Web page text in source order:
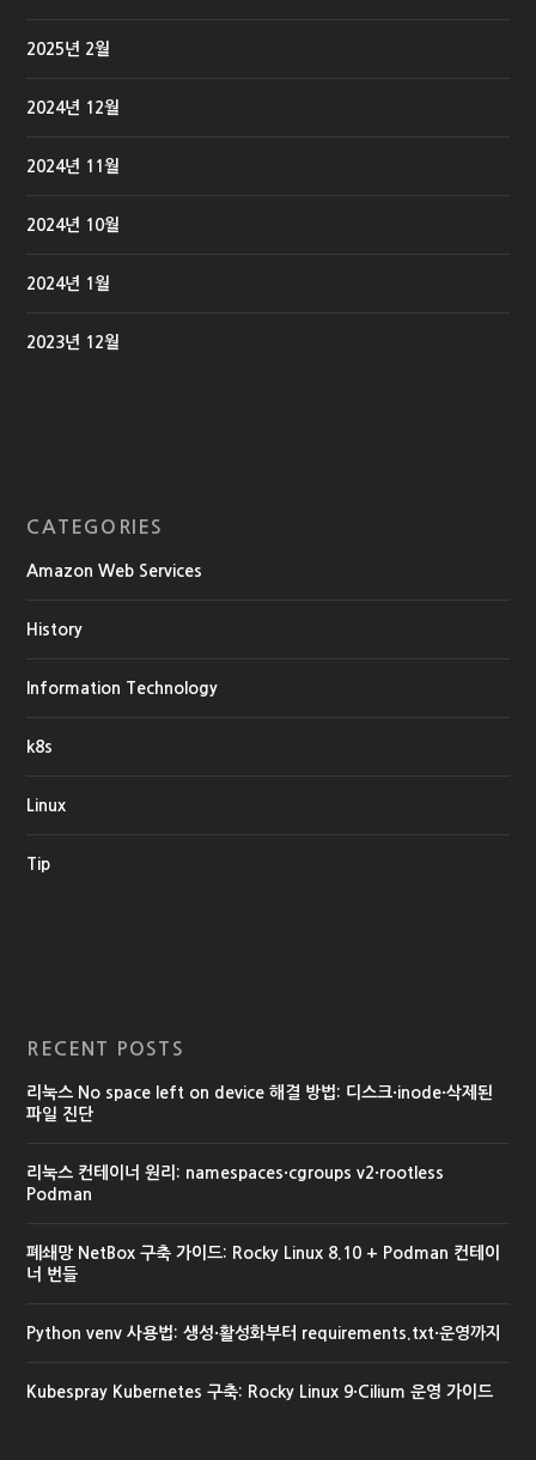
2025년 2월
2024년 12월
2024년 11월
2024년 10월
2024년 1월
2023년 12월
CATEGORIES
Amazon Web Services
History
Information Technology
k8s
Linux
Tip
RECENT POSTS
리눅스 No space left on device 해결 방법: 디스크·inode·삭제된
파일 진단
리눅스 컨테이너 원리: namespaces·cgroups v2·rootless
Podman
폐쇄망 NetBox 구축 가이드: Rocky Linux 8.10 + Podman 컨테이
너 번들
Python venv 사용법: 생성·활성화부터 requirements.txt·운영까지
Kubespray Kubernetes 구축: Rocky Linux 9·Cilium 운영 가이드